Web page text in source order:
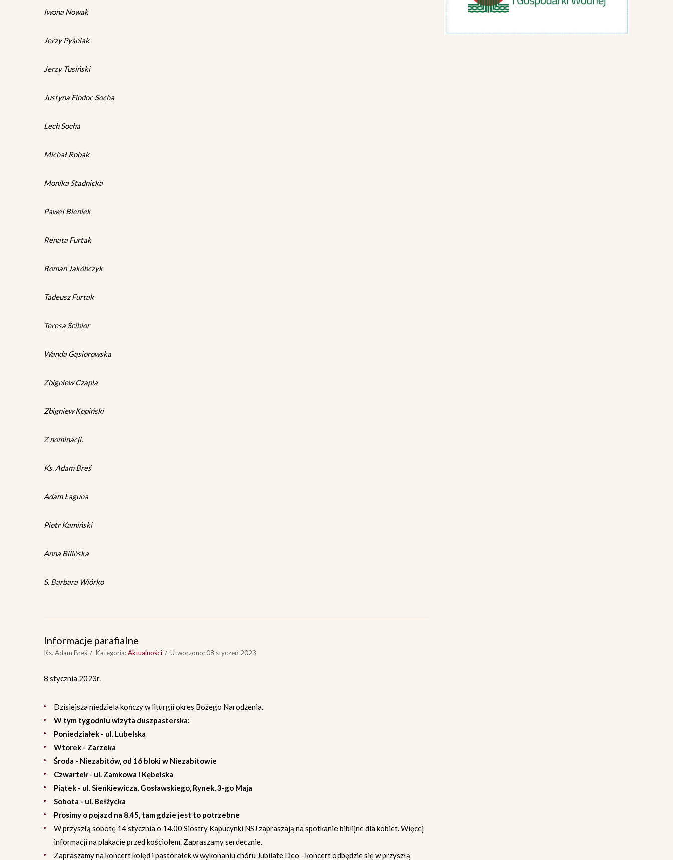
Iwona Nowak
Jerzy Pyśniak
Jerzy Tusiński
Justyna Fiodor-Socha
Lech Socha
Michał Robak
Monika Stadnicka
Paweł Bieniek
Renata Furtak
Roman Jakóbczyk
Tadeusz Furtak
Teresa Ścibior
Wanda Gąsiorowska
Zbigniew Czapla
Zbigniew Kopiński
Z nominacji:
Ks. Adam Breś
Adam Łaguna
Piotr Kamiński
Anna Bilińska
S. Barbara Wiórko
Informacje parafialne
Ks. Adam Breś Kategoria:Aktualności Utworzono: 08 styczeń 2023
8 stycznia 2023r.
Dzisiejsza niedziela kończy w liturgii okres Bożego Narodzenia.
W tym tygodniu wizyta duszpasterska:
Poniedziałek - ul. Lubelska
Wtorek - Zarzeka
Środa - Niezabitów, od 16 bloki w Niezabitowie
Czwartek - ul. Zamkowa i Kębelska
Piątek - ul. Sienkiewicza, Gosławskiego, Rynek, 3-go Maja
Sobota - ul. Bełżycka
Prosimy o pojazd na 8.45, tam gdzie jest to potrzebne
W przyszłą sobotę 14 stycznia o 14.00 Siostry Kapucynki NSJ zapraszają na spotkanie biblijne dla kobiet. Więcej
informacji na plakacie przed kościołem. Zapraszamy serdecznie.
Zapraszamy na koncert kolęd i pastorałek w wykonaniu chóru Jubilate Deo - koncert odbędzie się w przyszłą